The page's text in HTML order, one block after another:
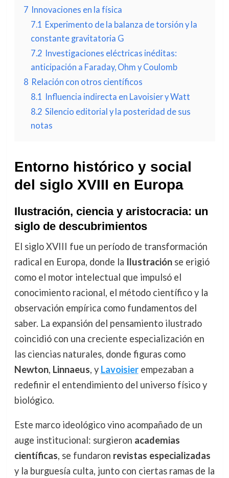
7 Innovaciones en la física
7.1 Experimento de la balanza de torsión y la
constante gravitatoria G
7.2 Investigaciones eléctricas inéditas:
anticipación a Faraday, Ohm y Coulomb
8 Relación con otros científicos
8.1 Influencia indirecta en Lavoisier y Watt
8.2 Silencio editorial y la posteridad de sus
notas
Entorno histórico y social
del siglo XVIII en Europa
Ilustración, ciencia y aristocracia: un
siglo de descubrimientos
El siglo XVIII fue un período de transformación
radical en Europa, donde la Ilustraciónse erigió
como el motor intelectual que impulsó el
conocimiento racional, el método científico y la
observación empírica como fundamentos del
saber. La expansión del pensamiento ilustrado
coincidió con una creciente especialización en
las ciencias naturales, donde figuras como
Newton, Linnaeus, y Lavoisierempezaban a
redefinir el entendimiento del universo físico y
biológico.
Este marco ideológico vino acompañado de un
auge institucional: surgieron academias
científicas, se fundaron revistas especializadas
y la burguesía culta, junto con ciertas ramas de la